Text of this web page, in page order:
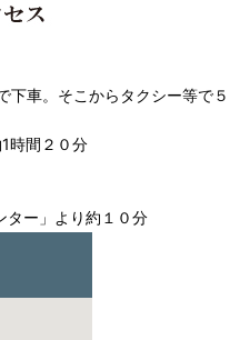
下車。そこからタクシー等で５
時間２０分
ター」より約１０分